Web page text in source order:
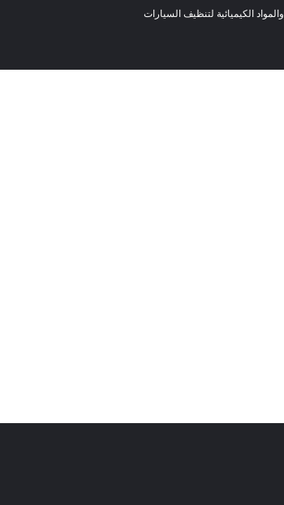
والمواد الكيميائية لتنظيف السيارات